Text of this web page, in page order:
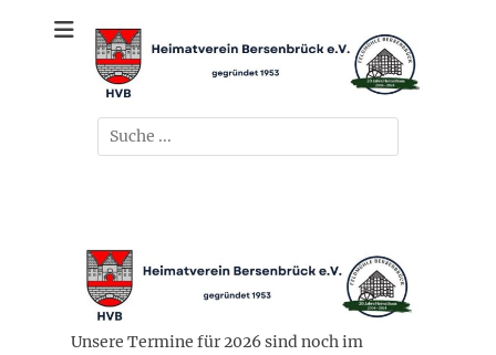
Heimatverein
Bersenbrück e.V.
gegründet 1953
Suchen
nach:
Unsere Termine für 2026 sind noch im